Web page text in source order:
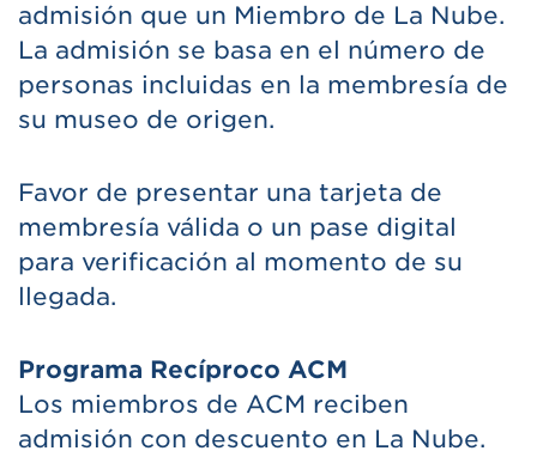
admisión que un Miembro de La Nube.
La admisión se basa en el número de
personas incluidas en la membresía de
su museo de origen.
Favor de presentar una tarjeta de
membresía válida o un pase digital
para verificación al momento de su
llegada.
Programa Recíproco ACM
Los miembros de ACM reciben
admisión con descuento en La Nube.